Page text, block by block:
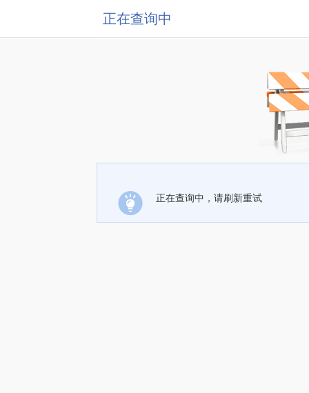
正在查询中
正在查询中，请刷新重试